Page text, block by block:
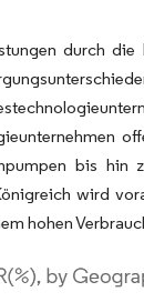
durch die
bis hin
wird
hohen